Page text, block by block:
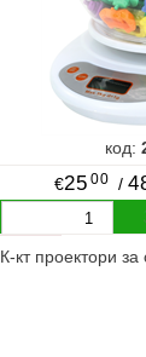
код:
€25 00 /
К-кт проектори